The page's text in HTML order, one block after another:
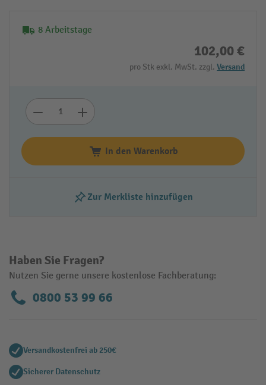
8 Arbeitstage
102,00 €
pro Stk exkl. MwSt. zzgl. Versand
In den Warenkorb
Zur Merkliste hinzufügen
Haben Sie Fragen?
Nutzen Sie gerne unsere kostenlose Fachberatung:
0800 53 99 66
Versandkostenfrei ab 250€
Sicherer Datenschutz